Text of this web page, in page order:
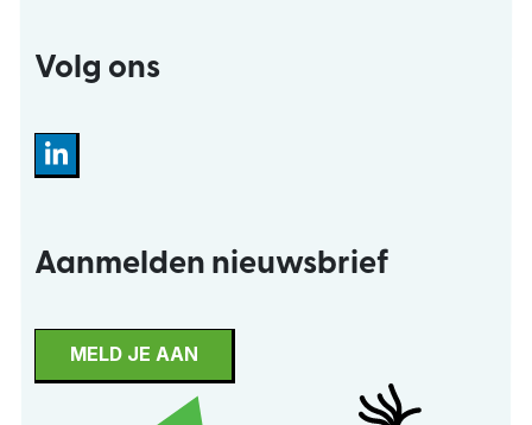
Volg ons
Aanmelden nieuwsbrief
MELD JE AAN